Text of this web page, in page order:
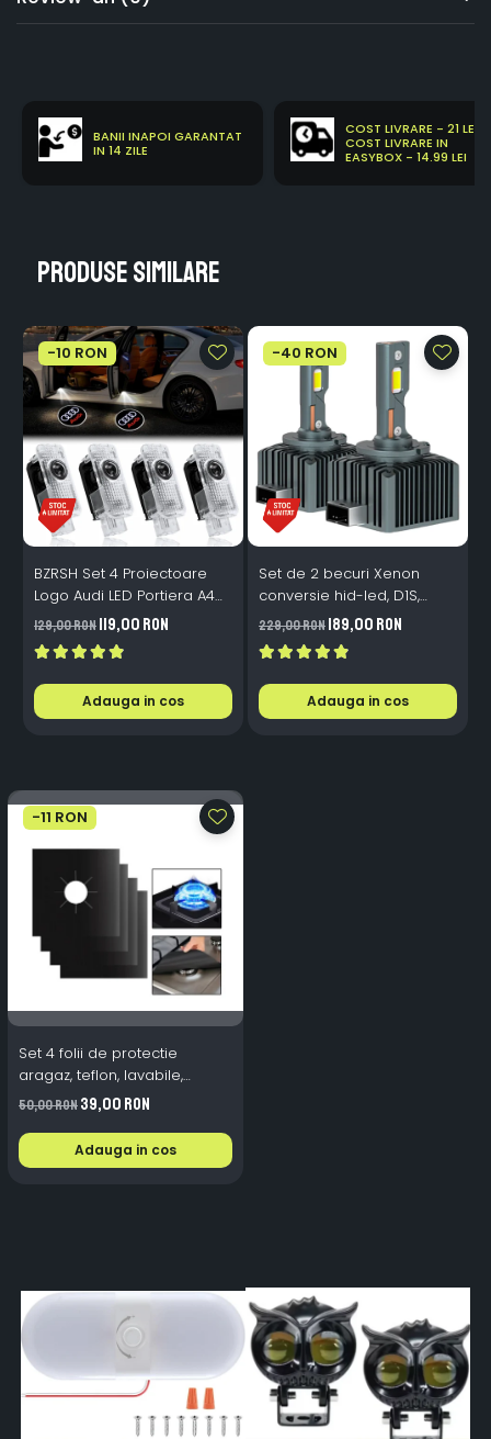
BANII INAPOI GARANTAT
IN 14 ZILE
COST LIVRARE - 21 LEI
COST LIVRARE IN
EASYBOX - 14.99 LEI
Produse similare
-10 RON
BZRSH Set 4 Proiectoare
Logo Audi LED Portiera A4
A5 A6 A7 A8 Q3 Q5 Q7 - 12V
5W Plug & Play
129,00 RON119,00 RON
Adauga in cos
-40 RON
Set de 2 becuri Xenon
conversie hid-led, D1S,
120W, 12.000lm, Canbus,
Miez Cupru, Radiator
Aluminiu, Premium, Alb
Rece
229,00 RON189,00 RON
Adauga in cos
-11 RON
Set 4 folii de protectie
aragaz, teflon, lavabile,
reutilizabile, Negru/Gri
50,00 RON39,00 RON
Adauga in cos